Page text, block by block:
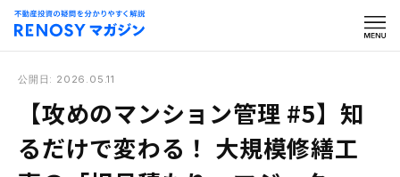
公開日: 2026.05.11
【攻めのマンション管理 #5】知
るだけで変わる！ 大規模修繕工